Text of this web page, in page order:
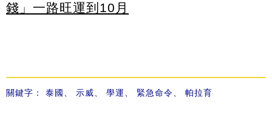
錢」一路旺運到10月
關鍵字： 泰國 、 示威、 學運、 緊急命令、 帕拉育